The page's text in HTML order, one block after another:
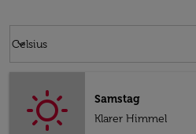
Celsius
keyboard_arrow_down
Samstag
Klarer Himmel